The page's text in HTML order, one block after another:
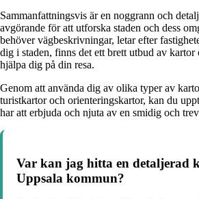
Sammanfattningsvis är en noggrann och
avgörande för att utforska staden och dess
behöver vägbeskrivningar, letar efter
dig i staden, finns det ett brett utbud av kartor
hjälpa dig på din resa.
Genom att använda dig av olika typer av
turistkartor och orienteringskartor, kan du
har att erbjuda och njuta av en smidig och
Var kan jag hitta en detaljerad
Uppsala kommun?